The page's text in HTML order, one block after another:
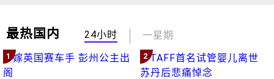
最热国内 24小时 一星期
1 2